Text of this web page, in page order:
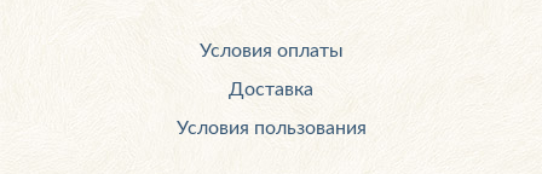
Условия оплаты
Доставка
Условия пользования